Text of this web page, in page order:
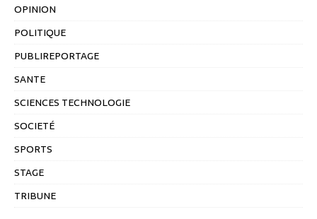
OPINION
POLITIQUE
PUBLIREPORTAGE
SANTE
SCIENCES TECHNOLOGIE
SOCIETÉ
SPORTS
STAGE
TRIBUNE